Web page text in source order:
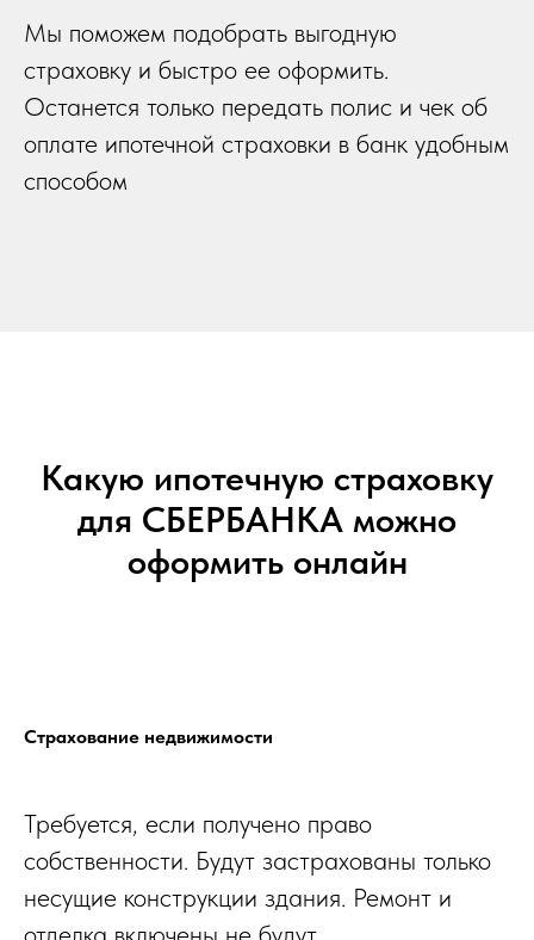
Мы поможем подобрать выгодную
страховку и быстро ее оформить.
Останется только передать полис и чек об
оплате ипотечной страховки в банк удобным
способом
Какую ипотечную страховку
для СБЕРБАНКА можно
оформить онлайн
Страхование недвижимости
Требуется, если получено право
собственности. Будут застрахованы только
несущие конструкции здания. Ремонт и
отделка включены не будут